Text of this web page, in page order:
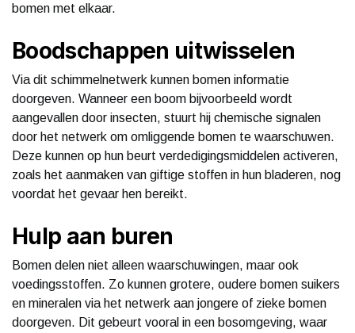
bomen met elkaar.
Boodschappen uitwisselen
Via dit schimmelnetwerk kunnen bomen informatie
doorgeven. Wanneer een boom bijvoorbeeld wordt
aangevallen door insecten, stuurt hij chemische signalen
door het netwerk om omliggende bomen te waarschuwen.
Deze kunnen op hun beurt verdedigingsmiddelen activeren,
zoals het aanmaken van giftige stoffen in hun bladeren, nog
voordat het gevaar hen bereikt.
Hulp aan buren
Bomen delen niet alleen waarschuwingen, maar ook
voedingsstoffen. Zo kunnen grotere, oudere bomen suikers
en mineralen via het netwerk aan jongere of zieke bomen
doorgeven. Dit gebeurt vooral in een bosomgeving, waar